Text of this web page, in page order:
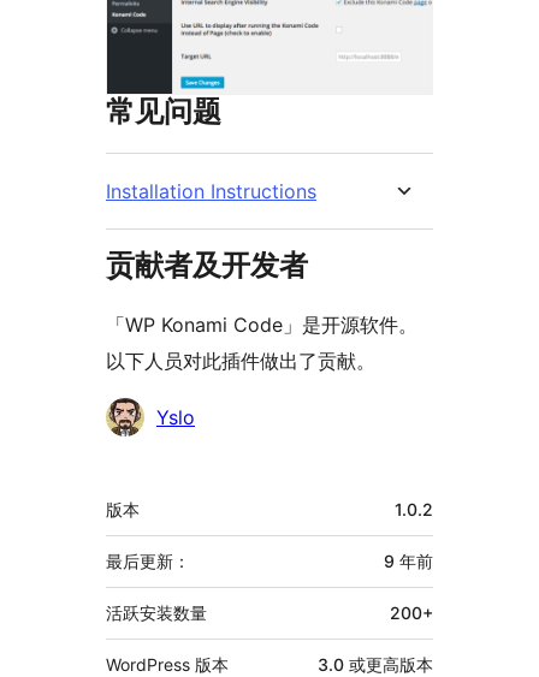
常见问题
Installation Instructions
贡献者及开发者
「WP Konami Code」是开源软件。
以下人员对此插件做出了贡献。
贡
Yslo
额
外
信
息
版本 1.0.2
最后更新： 9 年前
活跃安装数量 200+
WordPress 版本 3.0 或更高版本